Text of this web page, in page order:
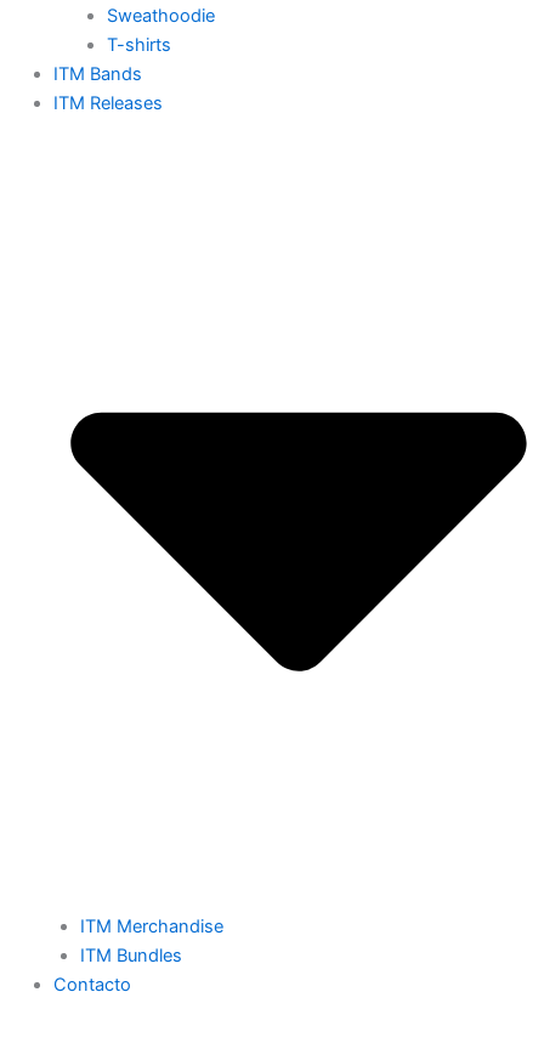
Sweathoodie
T-shirts
ITM Bands
ITM Releases
ITM Merchandise
ITM Bundles
Contacto